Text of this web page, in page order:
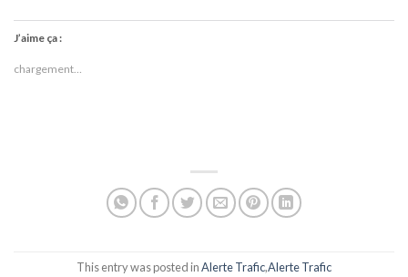
J’aime ça :
chargement…
This entry was posted inAlerte Trafic,Alerte Trafic